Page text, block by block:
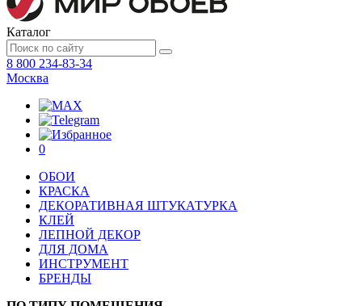
Каталог
8 800 234-83-34
Москва
0
ОБОИ
КРАСКА
ДЕКОРАТИВНАЯ ШТУКАТУРКА
КЛЕЙ
ЛЕПНОЙ ДЕКОР
ДЛЯ ДОМА
ИНСТРУМЕНТ
БРЕНДЫ